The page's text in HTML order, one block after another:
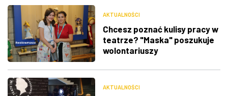
AKTUALNOŚCI
Chcesz poznać kulisy pracy w
teatrze? "Maska" poszukuje
wolontariuszy
AKTUALNOŚCI